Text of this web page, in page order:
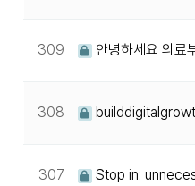
309 안녕하세요 의료
308
307 Stop in: